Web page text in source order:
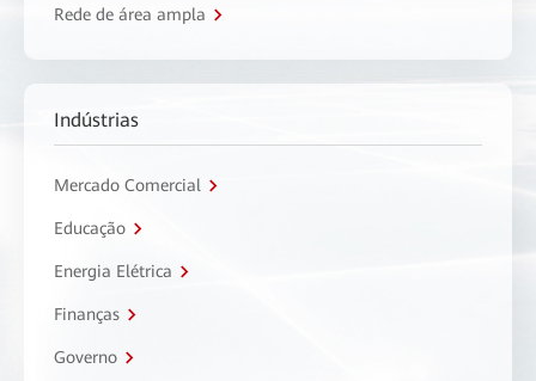
Rede de área ampla
Indústrias
Mercado Comercial
Educação
Energia Elétrica
Finanças
Governo